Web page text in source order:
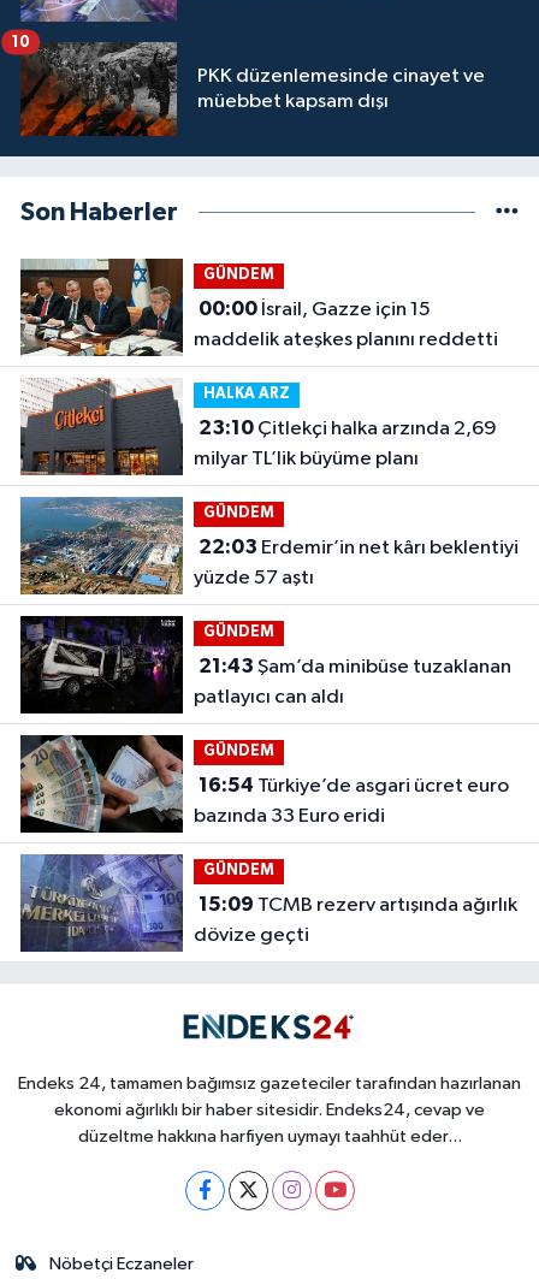
PKK düzenlemesinde cinayet ve
müebbet kapsam dışı
10
Son Haberler
GÜNDEM
00:00İsrail, Gazze için 15
maddelik ateşkes planını reddetti
HALKA ARZ
23:10Çitlekçi halka arzında 2,69
milyar TL’lik büyüme planı
GÜNDEM
22:03
yüzde 57 aştı
GÜNDEM
21:43
patlayıcı can aldı
GÜNDEM
16:54
bazında 33 Euro eridi
GÜNDEM
15:09
dövize geçti
Endeks 24, tamamen bağımsız gazeteciler tarafından hazırlanan
ekonomi ağırlıklı bir haber sitesidir. Endeks24, cevap ve
düzeltme hakkına harfiyen uymayı taahhüt eder...
Nöbetçi Eczaneler